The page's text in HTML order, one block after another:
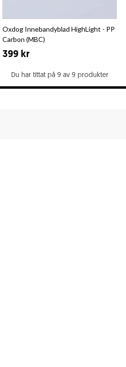
Oxdog Innebandyblad HighLight - PP
Carbon (MBC)
399 kr
Du har tittat på 9 av 9 produkter